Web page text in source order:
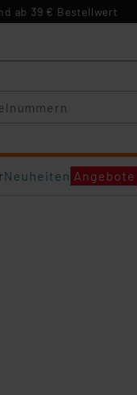
ab 39 € Bestellwert
Neuheiten Angebote